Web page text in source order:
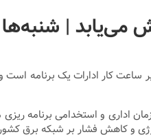
می‌یابد |
کار ادارات یک برنامه است و
اداری و استخدامی برنامه
و کاهش فشار بر شبکه برق